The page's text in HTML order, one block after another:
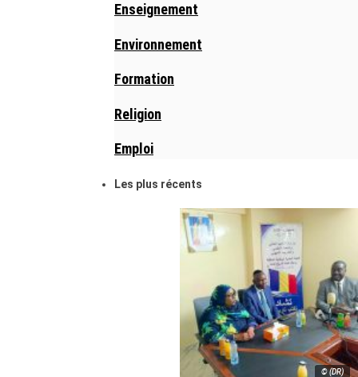
Enseignement
Environnement
Formation
Religion
Emploi
Les plus récents
© (DR)